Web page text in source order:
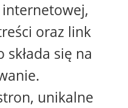
oraz link
się na
unikalne